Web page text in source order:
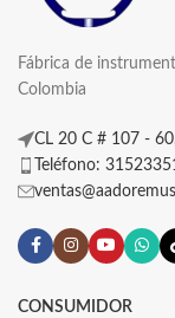
Fábrica de
Colombia
CL 20 C # 107 -
Teléfono:
CONSUMIDOR